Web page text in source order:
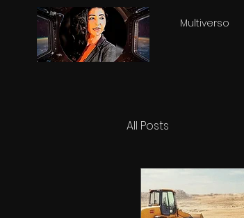
Multiverso
All Posts